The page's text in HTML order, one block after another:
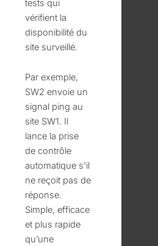
tests qui
vérifient la
disponibilité du
site surveillé.
Par exemple,
SW2 envoie un
signal ping au
site SW1. Il
lance la prise
de contrôle
automatique s’il
ne reçoit pas de
réponse.
Simple, efficace
et plus rapide
qu’une